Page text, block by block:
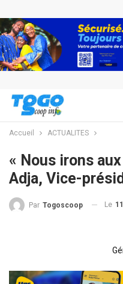
Accueil ACTUALITES
« Nous irons
Adja, Vice-
Par Togoscoop Le